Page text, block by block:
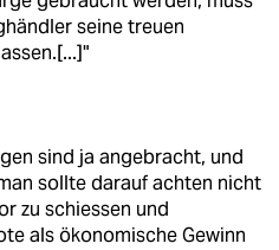
seine treuen
sind ja angebracht, und
sollte darauf achten nicht
zu schiessen und
als ökonomische Gewinn